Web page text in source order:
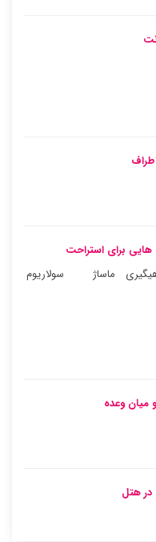
هایی برای استراحت
ماساژ سولاریوم
میان وعده
در هتل